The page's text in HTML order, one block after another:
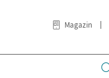
Magazin